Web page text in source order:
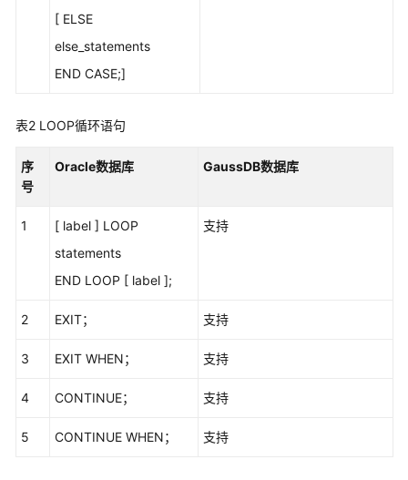
理
SQL
据
理
语
转
指
数
[ ELSE
else_statements
END CASE;]
表2 LOOP循环语句
序
号
Oracle数据库 GaussDB数据库
1
[ label ] LOOP
statements
END LOOP [ label ];
支持
2 EXIT； 支持
3 EXIT WHEN； 支持
4 CONTINUE； 支持
5 CONTINUE WHEN； 支持